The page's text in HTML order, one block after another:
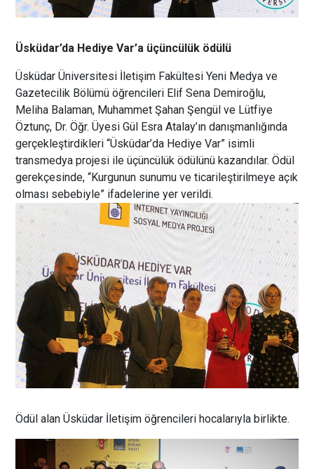
Üsküdar’da Hediye Var’a üçüncülük ödülü
Üsküdar Üniversitesi İletişim Fakültesi Yeni Medya ve
Gazetecilik Bölümü öğrencileri Elif Sena Demiroğlu,
Meliha Balaman, Muhammet Şahan Şengül ve Lütfiye
Öztunç, Dr. Öğr. Üyesi Gül Esra Atalay’ın danışmanlığında
gerçekleştirdikleri “Üsküdar’da Hediye Var” isimli
transmedya projesi ile üçüncülük ödülünü kazandılar. Ödül
gerekçesinde, “Kurgunun sunumu ve ticarileştirilmeye açık
olması sebebiyle” ifadelerine yer verildi.
Ödül alan Üsküdar İletişim öğrencileri hocalarıyla birlikte.